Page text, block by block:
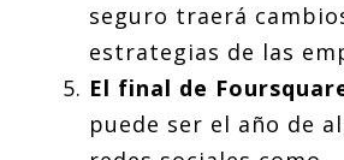
seguro traerá
estrategias de las
El final de
puede ser el año de